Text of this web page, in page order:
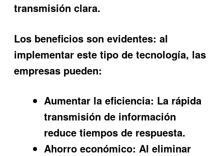
transmisión clara.
Los beneficios son evidentes: al
implementar este tipo de tecnología, las
empresas pueden:
Aumentar la eficiencia: La rápida
transmisión de información
reduce tiempos de respuesta.
Ahorro económico: Al eliminar